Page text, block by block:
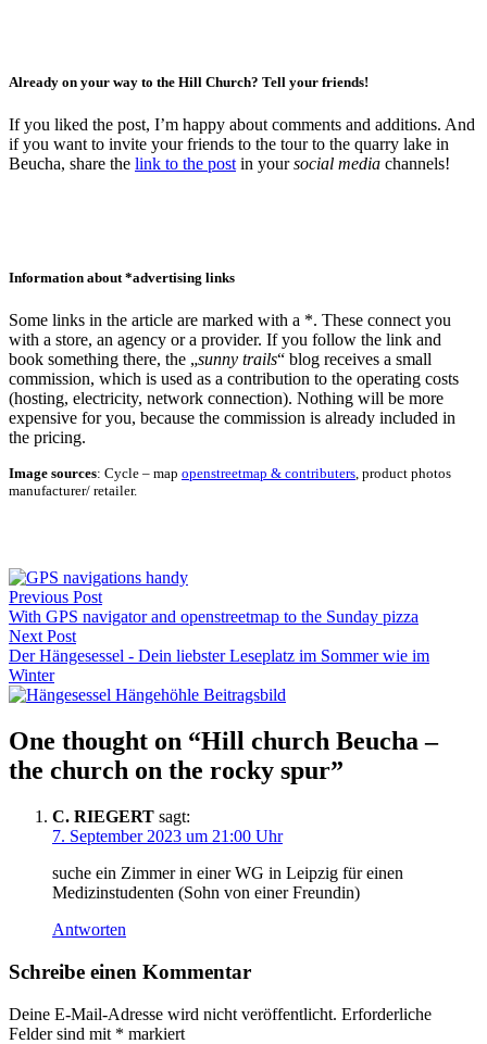
Already on your way to the Hill Church? Tell your friends!
If you liked the post, I’m happy about comments and additions. And
if you want to invite your friends to the tour to the quarry lake in
Beucha, share the link to the post in yoursocial media channels!
Information about *advertising links
Some links in the article are marked with a *. These connect you
with a store, an agency or a provider. If you follow the link and
book something there, the „sunny trails“ blog receives a small
commission, which is used as a contribution to the operating costs
(hosting, electricity, network connection). Nothing will be more
expensive for you, because the commission is already included in
the pricing.
Image sources: Cycle – map openstreetmap & contributers, product photos
manufacturer/ retailer.
Beitragsnavigation
Previous Post
With GPS navigator and openstreetmap to the Sunday pizza
Next Post
Der Hängesessel - Dein liebster Leseplatz im Sommer wie im
Winter
One thought on “Hill church Beucha –
the church on the rocky spur”
C. RIEGERT sagt:
7. September 2023 um 21:00 Uhr
suche ein Zimmer in einer WG in Leipzig für einen
Medizinstudenten (Sohn von einer Freundin)
Antworten
Schreibe einen Kommentar
Deine E-Mail-Adresse wird nicht veröffentlicht. Erforderliche
Felder sind mit * markiert